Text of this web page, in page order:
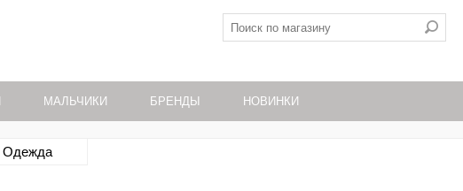
МАЛЬЧИКИ БРЕНДЫ НОВИНКИ
Одежда